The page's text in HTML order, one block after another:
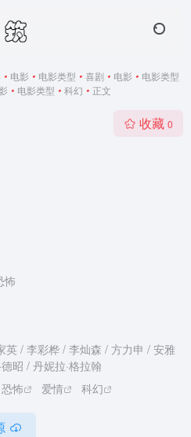
• 电影 • 电影类型 • 喜剧 • 电影 • 电影类型
• 电影类型 • 科幻 • 正文
收藏 0
怖
英 / 李彩桦 / 李灿森 / 方力申 / 安雅
昭 / 丹妮拉·格拉翰
恐怖 爱情 科幻